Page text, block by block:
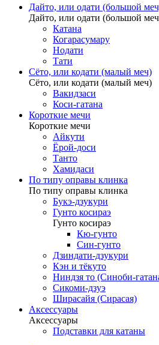
Дайто, или одати (большой
Дайто, или одати (большой
Катана
Когарасумару
Нодати
Тати
Сёто, или кодати (малый меч)
Сёто, или кодати (малый меч)
Вакидзаси
Коси-гатана
Короткие мечи
Короткие мечи
Айкути
Ёрой-доси
Танто
Хамидаси
По типу оправы клинка
По типу оправы клинка
Букэ-дзукури
Гунто косираэ
Гунто косираэ
Кю-гунто
Син-гунто
Дзиндати-дзукури
Кэн и тёкуто
Ниндзя то (Синоби-
Сикоми-дзуэ
Ширасайя (Сирасая)
Аксессуары
Аксессуары
Подставки для катаны